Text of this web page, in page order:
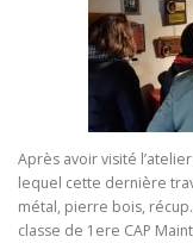
Après avoir visité
lequel cette dernière
métal, pierre bois,
classe de 1ere CAP